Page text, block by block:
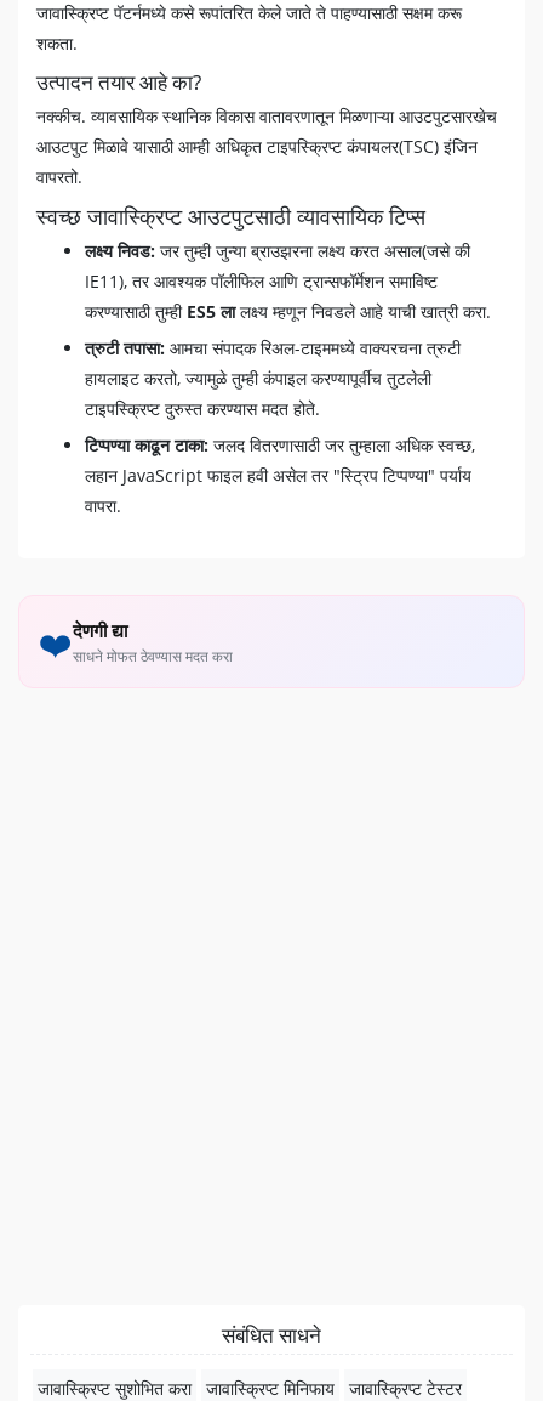
जावास्क्रिप्ट पॅटर्नमध्ये कसे रूपांतरित केले जाते ते पाहण्यासाठी सक्षम करू
शकता.
उत्पादन तयार आहे का?
नक्कीच. व्यावसायिक स्थानिक विकास वातावरणातून मिळणाऱ्या आउटपुटसारखेच
आउटपुट मिळावे यासाठी आम्ही अधिकृत टाइपस्क्रिप्ट कंपायलर(TSC) इंजिन
वापरतो.
स्वच्छ जावास्क्रिप्ट आउटपुटसाठी व्यावसायिक टिप्स
लक्ष्य निवड: जर तुम्ही जुन्या ब्राउझरना लक्ष्य करत असाल(जसे की
IE11), तर आवश्यक पॉलीफिल आणि ट्रान्सफॉर्मेशन समाविष्ट
करण्यासाठी तुम्ही ES5 लालक्ष्य म्हणून निवडले आहे याची खात्री करा.
त्रुटी तपासा: आमचा संपादक रिअल-टाइममध्ये वाक्यरचना त्रुटी
हायलाइट करतो, ज्यामुळे तुम्ही कंपाइल करण्यापूर्वीच तुटलेली
टाइपस्क्रिप्ट दुरुस्त करण्यास मदत होते.
टिप्पण्या काढून टाका: जलद वितरणासाठी जर तुम्हाला अधिक स्वच्छ,
लहान JavaScript फाइल हवी असेल तर "स्ट्रिप टिप्पण्या" पर्याय
वापरा.
❤️देणगी द्या
साधने मोफत ठेवण्यास मदत करा
संबंधित साधने
जावास्क्रिप्ट सुशोभित करा जावास्क्रिप्ट मिनिफाय
जावास्क्रिप्ट टेस्टर